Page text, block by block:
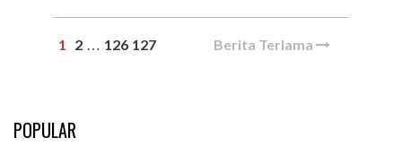
1 2 … 126 127 Berita Terlama
POPULAR